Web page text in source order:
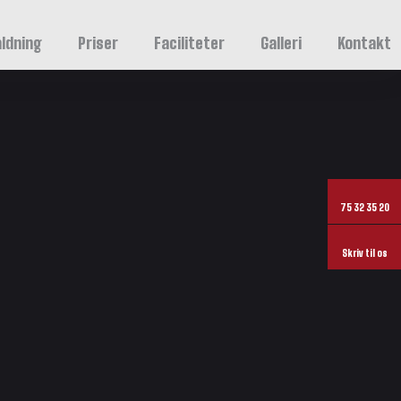
75 32 35 20
Skriv til os
Priser Faciliteter Galleri Kontakt